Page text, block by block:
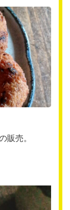
販売。